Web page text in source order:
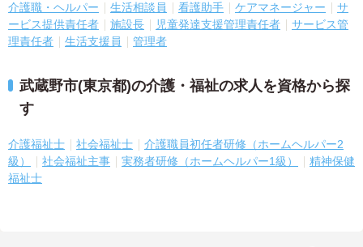
介護職・ヘルパー 生活相談員 看護助手 ケアマネージャー
サ
ービス提供責任者
施設長 児童発達支援管理責任者
サービス管
理責任者
生活支援員 管理者
武蔵野市(東京都)の介護・福祉の求人を資格から探
す
介護福祉士 社会福祉士
介護職員初任者研修（ホームヘルパー2
級）
社会福祉主事 実務者研修（ホームヘルパー1級）
精神保健
福祉士